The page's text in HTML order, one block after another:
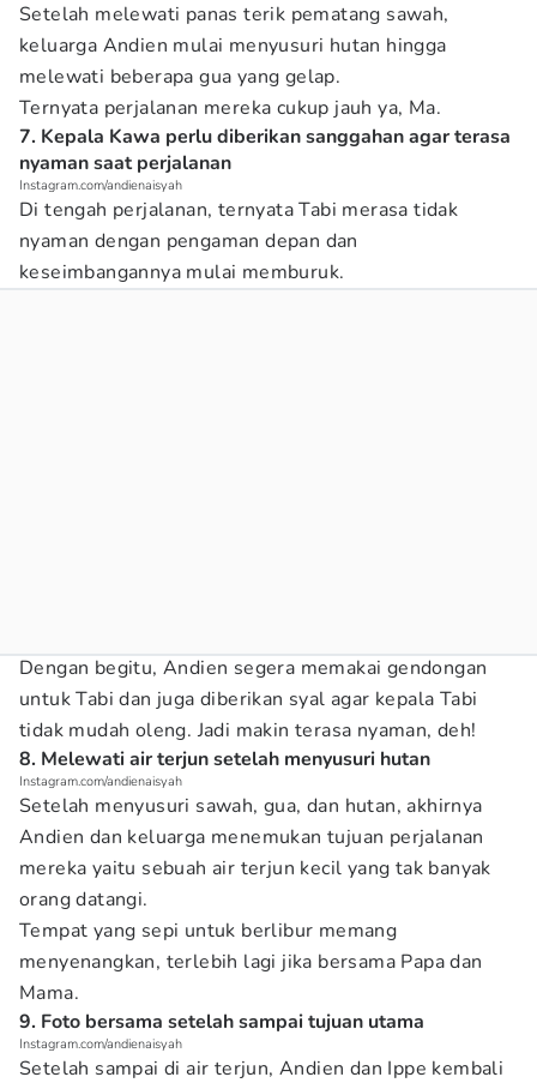
Setelah melewati panas terik pematang sawah,
keluarga Andien mulai menyusuri hutan hingga
melewati beberapa gua yang gelap.
Ternyata perjalanan mereka cukup jauh ya, Ma.
7. Kepala Kawa perlu diberikan sanggahan agar terasa
nyaman saat perjalanan
Instagram.com/andienaisyah
Di tengah perjalanan, ternyata Tabi merasa tidak
nyaman dengan pengaman depan dan
keseimbangannya mulai memburuk.
Dengan begitu, Andien segera memakai gendongan
untuk Tabi dan juga diberikan syal agar kepala Tabi
tidak mudah oleng. Jadi makin terasa nyaman, deh!
8. Melewati air terjun setelah menyusuri hutan
Instagram.com/andienaisyah
Setelah menyusuri sawah, gua, dan hutan, akhirnya
Andien dan keluarga menemukan tujuan perjalanan
mereka yaitu sebuah air terjun kecil yang tak banyak
orang datangi.
Tempat yang sepi untuk berlibur memang
menyenangkan, terlebih lagi jika bersama Papa dan
Mama.
9. Foto bersama setelah sampai tujuan utama
Instagram.com/andienaisyah
Setelah sampai di air terjun, Andien dan Ippe kembali